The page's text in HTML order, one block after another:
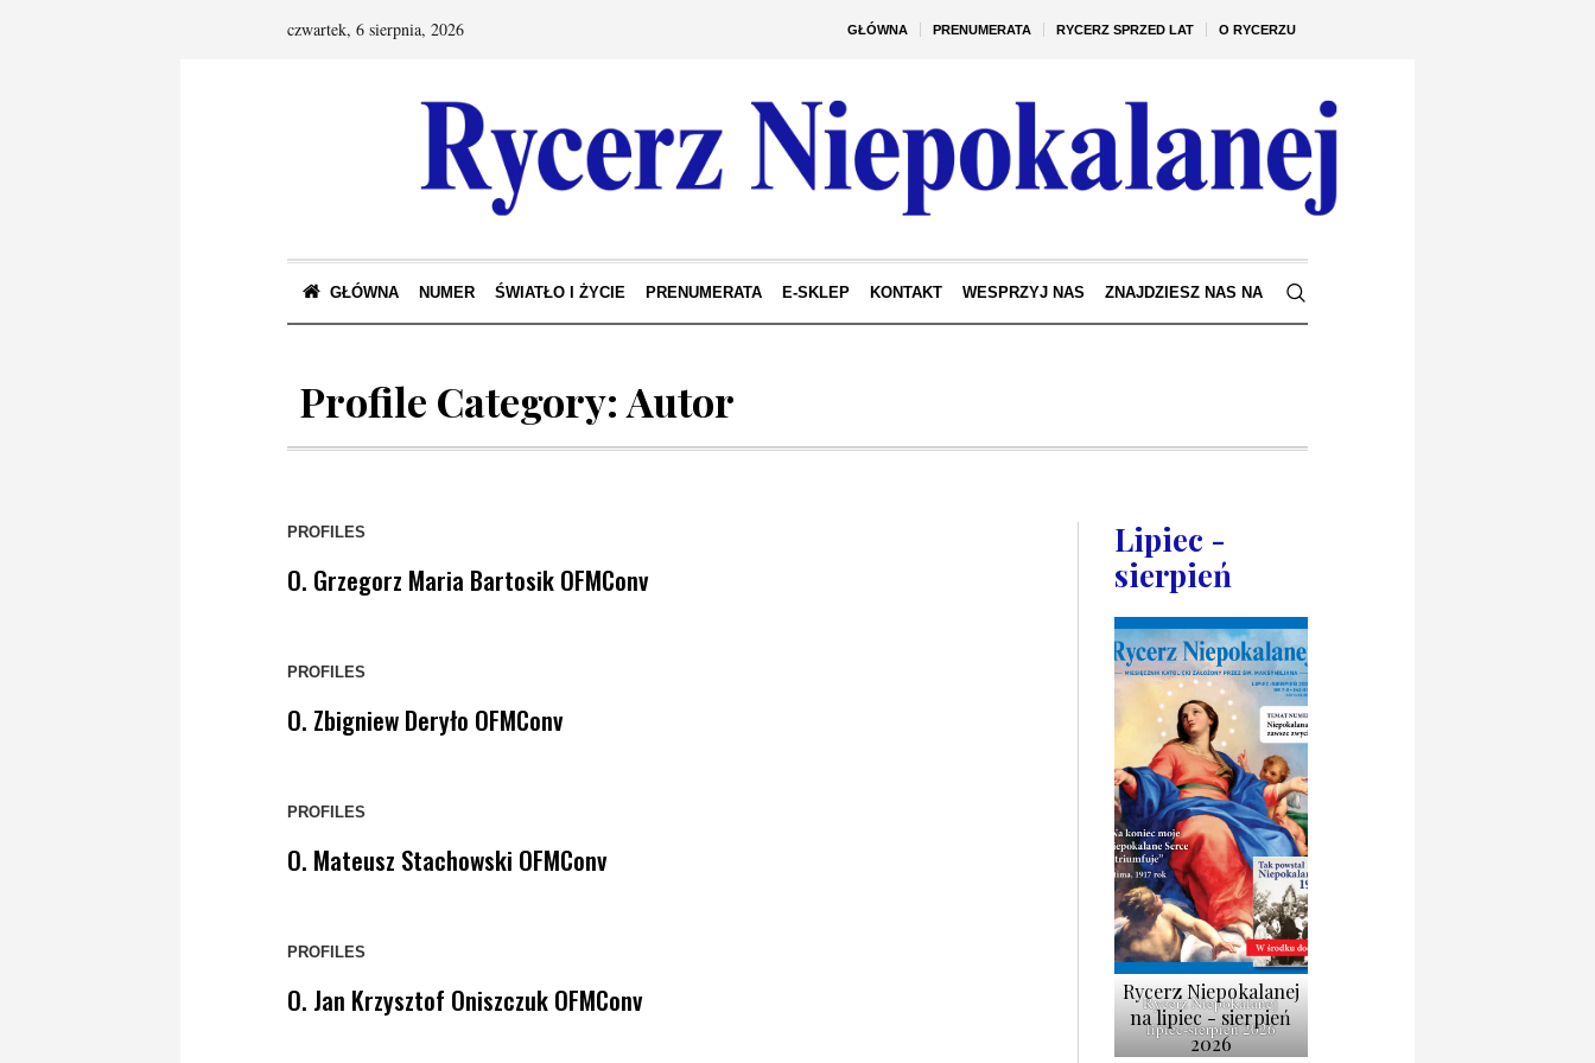
GŁÓWNA PRENUMERATA RYCERZ SPRZED LAT O RYCERZU
czwartek, 6 sierpnia, 2026
GŁÓWNA NUMER ŚWIATŁO I ŻYCIE PRENUMERATA E-SKLEP KONTAKT WESPRZYJ NAS ZNAJDZIESZ NAS NA
Profile Category:Autor
PROFILES
O. Grzegorz Maria Bartosik OFMConv
PROFILES
O. Zbigniew Deryło OFMConv
PROFILES
O. Mateusz Stachowski OFMConv
PROFILES
O. Jan Krzysztof Oniszczuk OFMConv
Lipiec -
sierpień
Rycerz Niepokalanej
lipiec-sierpień 2026
Rycerz Niepokalanej
na lipiec - sierpień
2026